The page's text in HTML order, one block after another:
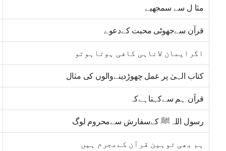
مثا ل سے سمجھیے
قرآن سےجھوٹی محبت کےدعوے
اگرایمان لاناہی کافی ہوتاہوتو
کتاب الہیٰ پر عمل چھوڑدینےوالوں کی مثال
قرآن ہم سےکہتاہےکہ
رسول اللہﷺ کےسفارش سےمحروم لوگ
ہم بھی توہین قرآن کےمجرم ہیں